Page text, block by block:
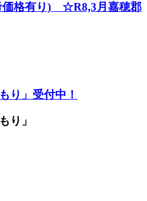
価格有り) ☆R8,3月嘉穂郡
り」受付中！
り」